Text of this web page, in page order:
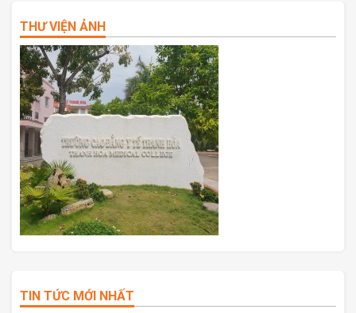
THƯ VIỆN ẢNH
TIN TỨC MỚI NHẤT